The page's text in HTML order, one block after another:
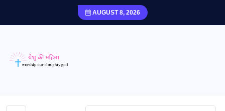
AUGUST 8, 2026